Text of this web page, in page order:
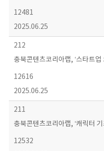
12481
2025.06.25
212
충북콘텐츠코리아랩, ‘스타트업
12616
2025.06.25
211
충북콘텐츠코리아랩, ‘캐릭터
12532